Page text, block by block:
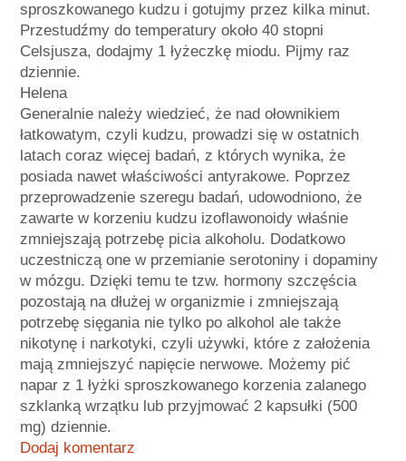
sproszkowanego kudzu i gotujmy przez kilka minut.
Przestudźmy do temperatury około 40 stopni
Celsjusza, dodajmy 1 łyżeczkę miodu. Pijmy raz
dziennie.
Helena
Generalnie należy wiedzieć, że nad ołownikiem
łatkowatym, czyli kudzu, prowadzi się w ostatnich
latach coraz więcej badań, z których wynika, że
posiada nawet właściwości antyrakowe. Poprzez
przeprowadzenie szeregu badań, udowodniono, że
zawarte w korzeniu kudzu izoflawonoidy właśnie
zmniejszają potrzebę picia alkoholu. Dodatkowo
uczestniczą one w przemianie serotoniny i dopaminy
w mózgu. Dzięki temu te tzw. hormony szczęścia
pozostają na dłużej w organizmie i zmniejszają
potrzebę sięgania nie tylko po alkohol ale także
nikotynę i narkotyki, czyli używki, które z założenia
mają zmniejszyć napięcie nerwowe. Możemy pić
napar z 1 łyżki sproszkowanego korzenia zalanego
szklanką wrzątku lub przyjmować 2 kapsułki (500
mg) dziennie.
Dodaj komentarz